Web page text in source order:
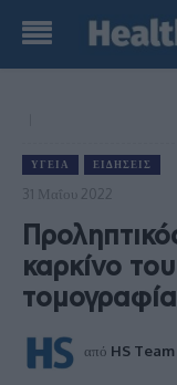
ΥΓΕΊΑ ΕΙΔΉΣΕΙΣ
31 Μαΐου 2022
καρκίνο
από HS Team